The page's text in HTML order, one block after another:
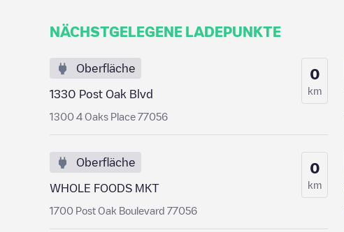
NÄCHSTGELEGENE LADEPUNKTE
Oberfläche
1330 Post Oak Blvd
1300 4 Oaks Place 77056
0
km
Oberfläche
WHOLE FOODS MKT
1700 Post Oak Boulevard 77056
0
km